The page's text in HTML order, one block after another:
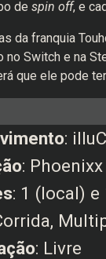
de spin off, e
da franquia
no Switch e na
que ele pode
:
:
: 1 (local)
: Livre